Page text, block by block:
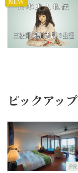
ピックアップ
PR